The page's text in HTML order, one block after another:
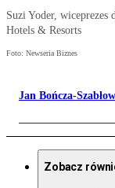
Suzi Yoder, wiceprezes
Hotels & Resorts
Foto: Newseria Biznes
Jan Bończa-
Zobacz